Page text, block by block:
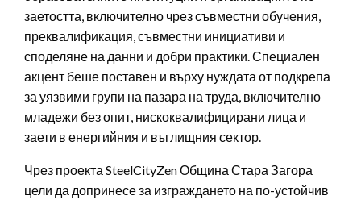
заетостта, включително чрез съвместни обучения,
преквалификация, съвместни инициативи и
споделяне на данни и добри практики. Специален
акцент беше поставен и върху нуждата от подкрепа
за уязвими групи на пазара на труда, включително
младежи без опит, нискоквалифицирани лица и
заети в енергийния и въглищния сектор.
Чрез проекта SteelCityZen Община Стара Загора
цели да допринесе за изграждането на по-устойчив